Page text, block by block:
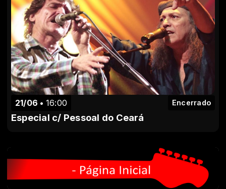
21/06 16:00 Encerrado
Especial c/ Pessoal do Ceará